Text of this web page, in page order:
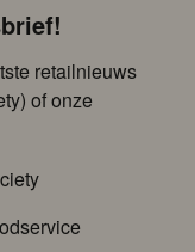
retailnieuws
of onze